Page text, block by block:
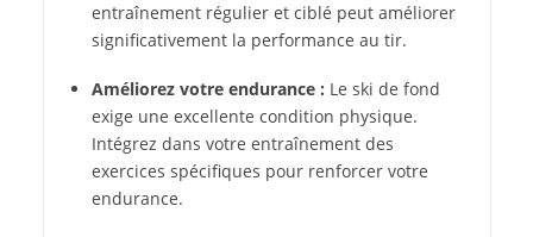
entraînement régulier et ciblé peut améliorer
significativement la performance au tir.
Améliorez votre endurance : Le ski de fond
exige une excellente condition physique.
Intégrez dans votre entraînement des
exercices spécifiques pour renforcer votre
endurance.